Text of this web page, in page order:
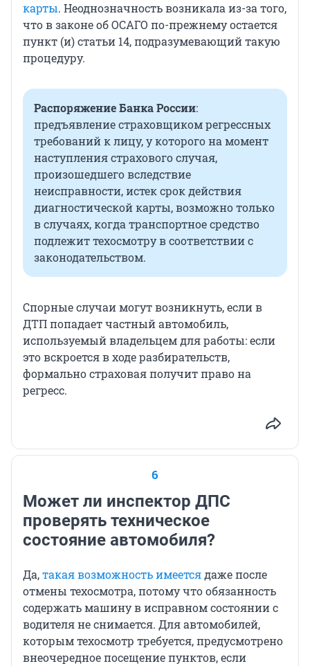
карты. Неоднозначность возникала из-за того,
что в законе об ОСАГО по-прежнему остается
пункт (и) статьи 14, подразумевающий такую
процедуру.
Распоряжение Банка России:
предъявление страховщиком регрессных
требований к лицу, у которого на момент
наступления страхового случая,
произошедшего вследствие
неисправности, истек срок действия
диагностической карты, возможно только
в случаях, когда транспортное средство
подлежит техосмотру в соответствии с
законодательством.
Спорные случаи могут возникнуть, если в
ДТП попадает частный автомобиль,
используемый владельцем для работы: если
это вскроется в ходе разбирательств,
формально страховая получит право на
регресс.
6
Может ли инспектор ДПС
проверять техническое
состояние автомобиля?
Да,такая возможность имеетсядаже после
отмены техосмотра, потому что обязанность
содержать машину в исправном состоянии с
водителя не снимается. Для автомобилей,
которым техосмотр требуется, предусмотрено
внеочередное посещение пунктов, если